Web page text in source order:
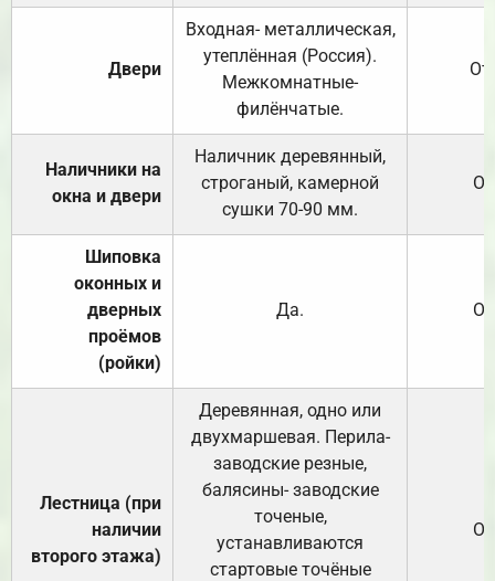
Двери
Входная- металлическая,
утеплённая (Россия).
Межкомнатные-
филёнчатые.
Наличники на
окна и двери
Наличник деревянный,
строганый, камерной
сушки 70-90 мм.
Шиповка
оконных и
дверных
проёмов
(ройки)
Да.
Лестница (при
наличии
второго этажа)
Деревянная, одно или
двухмаршевая. Перила-
заводские резные,
балясины- заводские
точеные,
устанавливаются
стартовые точёные